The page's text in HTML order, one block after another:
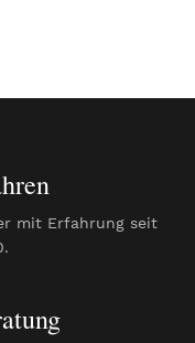
mit Erfahrung seit